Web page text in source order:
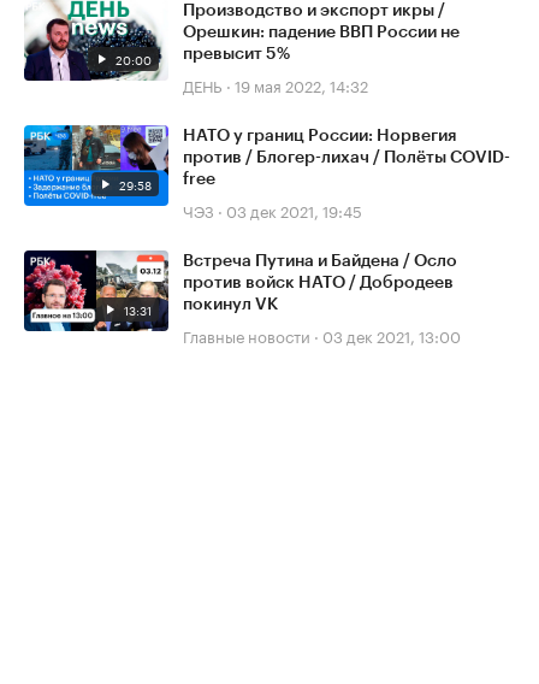
20:00
Производство и экспорт икры /
Орешкин: падение ВВП России не
превысит 5%
ДЕНЬ · 19 мая 2022, 14:32
29:58
НАТО у границ России: Норвегия
против / Блогер-лихач / Полёты COVID-
free
ЧЭЗ · 03 дек 2021, 19:45
13:31
Встреча Путина и Байдена / Осло
против войск НАТО / Добродеев
покинул VK
Главные новости · 03 дек 2021, 13:00